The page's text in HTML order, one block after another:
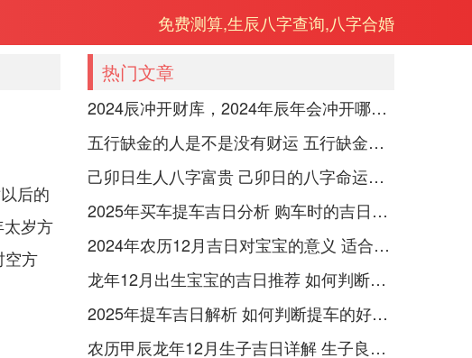
免费测算,生辰八字查询,八字合婚
后的
岁方
空方
热门文章
2024辰冲开财库，2024年辰年会冲开哪些人的财库
五行缺金的人是不是没有财运 五行缺金的人命运好不好
己卯日生人八字富贵 己卯日的八字命运如何
2025年买车提车吉日分析 购车时的吉日与禁忌
2024年农历12月吉日对宝宝的意义 适合龙年宝宝出生的日子有哪些
龙年12月出生宝宝的吉日推荐 如何判断吉日是否适合宝宝
2025年提车吉日解析 如何判断提车的好日子
农历甲辰龙年12月生子吉日详解 生子良辰的影响因素